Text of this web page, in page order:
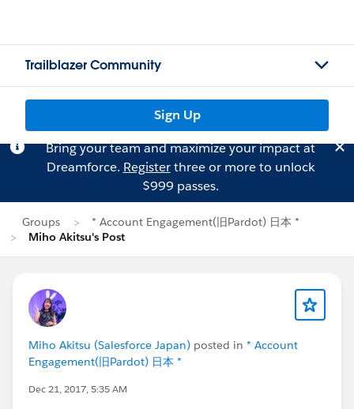
Trailblazer Community
Sign Up
Bring your team and maximize your impact at
Dreamforce. Registerthree or more to unlock
$999 passes.
Groups
* Account Engagement(旧Pardot) 日本 *
Miho Akitsu's Post
Miho Akitsu (Salesforce Japan) posted in * Account
Engagement(旧Pardot) 日本 *
Dec 21, 2017, 5:35 AM